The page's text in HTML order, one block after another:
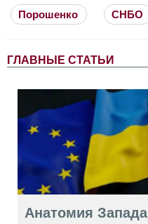
Порошенко СНБО
ГЛАВНЫЕ СТАТЬИ
Анатомия Запада